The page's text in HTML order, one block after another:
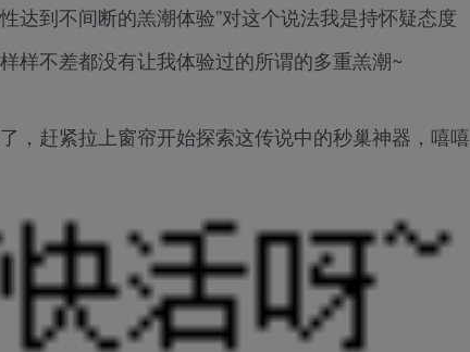
达到不间断的羔潮体验”对这个说法我是持怀疑态度
样不差都没有让我体验过的所谓的多重羔潮~
，赶紧拉上窗帘开始探索这传说中的秒巢神器，嘻嘻